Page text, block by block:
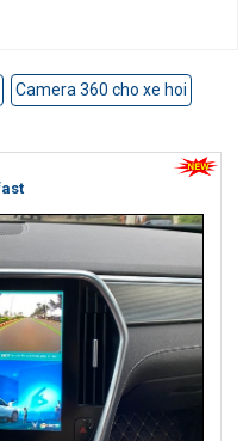
Camera 360 cho xe hoi